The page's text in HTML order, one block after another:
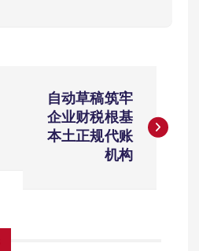
自动草稿筑牢
企业财税根基
本土正规代账
机构